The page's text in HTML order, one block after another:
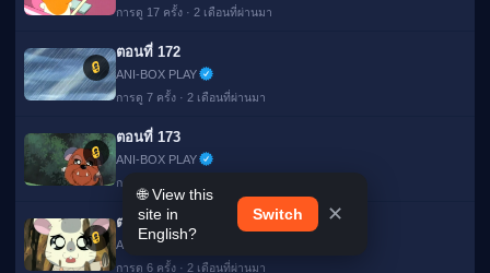
การดู 17 ครั้ง · 2 เดือนที่ผ่านมา
🔒
ตอนที่ 172
ANI-BOX PLAY
การดู 7 ครั้ง · 2 เดือนที่ผ่านมา
🔒
ตอนที่ 173
ANI-BOX PLAY
การดู 5 ครั้ง · 2 เดือนที่ผ่านมา
🔒
ตอนที่ 174
ANI-BOX PLAY
การดู 6 ครั้ง · 2 เดือนที่ผ่านมา
🌐 View this
site in
English?
Switch ✕